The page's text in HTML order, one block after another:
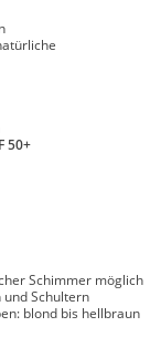
50+
Schimmer möglich
Schultern
blond bis hellbraun